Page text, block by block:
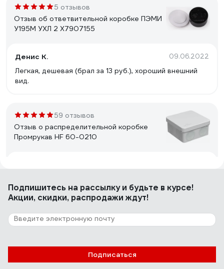
5 отзывов
Отзыв об ответвительной коробке ПЭМИ
У195М УХЛ 2 X7907155
Денис К. 09.06.2022
Легкая, дешевая (брал за 13 руб.), хороший внешний
вид.
59 отзывов
Отзыв о распределительной коробке
Промрукав HF 60-0210
прорезинена, крышка закрывается туго, остаётся
герметичной. Литьё очень качественное и точное, не
предназначен для гофры 16 мм. Места в коробке не
очень много, поэтому может возникнуть желание
выломать плоскогубцами, не получилось. Материал
коробки мягкий и тонкий, велик шанс сломать корпус
Отзыв о коробке Рувинил 130х106х50
Подпишитесь на рассылкуи будьте в курсе!
Акции, скидки, распродажи ждут!
Подписаться